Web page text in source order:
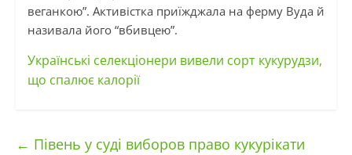
веганкою”. Активістка приїжджала на ферму Вуда й
називала його “вбивцею”.
Українські селекціонери вивели сорт кукурудзи,
що спалює калорії
← Півень у суді виборов право кукурікати